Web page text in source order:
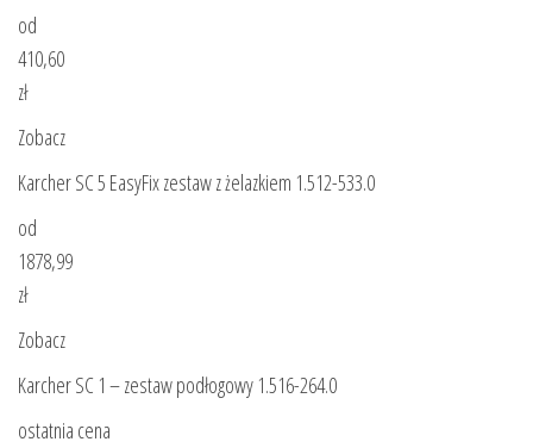
od
410,60
zł
Zobacz
Karcher SC 5 EasyFix zestaw z żelazkiem 1.512-533.0
od
1878,99
zł
Zobacz
Karcher SC 1 – zestaw podłogowy 1.516-264.0
ostatnia cena